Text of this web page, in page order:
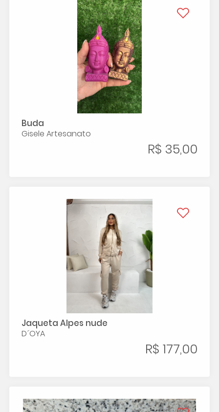
Buda
Gisele Artesanato
R$ 35,00
Jaqueta Alpes nude
D´OYA
R$ 177,00